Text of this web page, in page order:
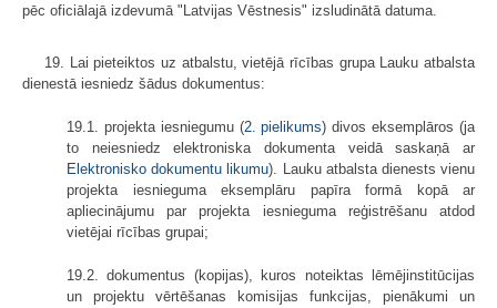
pēc oficiālajā izdevumā "Latvijas Vēstnesis" izsludinātā datuma.
19. Lai pieteiktos uz atbalstu, vietējā rīcības grupa Lauku atbalsta
dienestā iesniedz šādus dokumentus:
19.1. projekta iesniegumu (2. pielikums) divos eksemplāros (ja
to neiesniedz elektroniska dokumenta veidā saskaņā ar
Elektronisko dokumentu likumu). Lauku atbalsta dienests vienu
projekta iesnieguma eksemplāru papīra formā kopā ar
apliecinājumu par projekta iesnieguma reģistrēšanu atdod
vietējai rīcības grupai;
19.2. dokumentus (kopijas), kuros noteiktas lēmējinstitūcijas
un projektu vērtēšanas komisijas funkcijas, pienākumi un